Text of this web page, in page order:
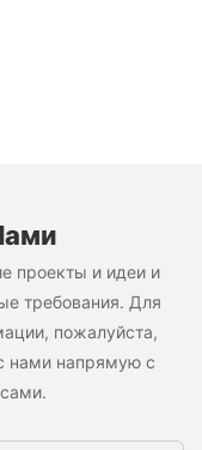
проекты и идеи и
требования. Для
пожалуйста,
нами напрямую с